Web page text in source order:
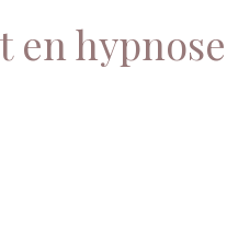
en hypnose